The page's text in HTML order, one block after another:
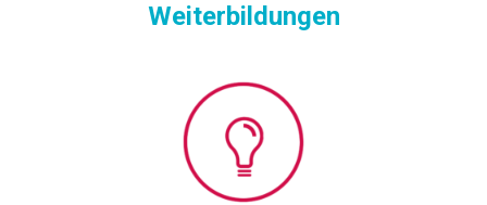
Weiterbildungen